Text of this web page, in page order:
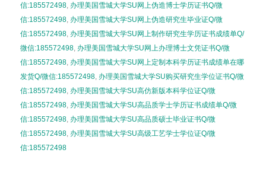
信:185572498, 办理美国雪城大学SU网上伪造博士学历证书Q/微
信:185572498, 办理美国雪城大学SU网上伪造研究生毕业证Q/微
信:185572498, 办理美国雪城大学SU网上制作研究生学历证书成绩单Q/
微信:185572498, 办理美国雪城大学SU网上办理博士文凭证书Q/微
信:185572498, 办理美国雪城大学SU网上定制本科学历证书成绩单在哪
发货Q/微信:185572498, 办理美国雪城大学SU购买研究生学位证书Q/微
信:185572498, 办理美国雪城大学SU高仿新版本科学位证Q/微
信:185572498, 办理美国雪城大学SU高品质学士学历证书成绩单Q/微
信:185572498, 办理美国雪城大学SU高品质硕士毕业证书Q/微
信:185572498, 办理美国雪城大学SU高级工艺学士学位证Q/微
信:185572498